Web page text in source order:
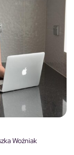
Woźniak